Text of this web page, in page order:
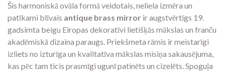
Šis harmoniskā ovāla formā veidotais, neliela izmēra un
patīkami blīvais antique brass mirror ir augstvērtīgs 19.
gadsimta beigu Eiropas dekoratīvi lietišķās mākslas un franču
akadēmiskā dizaina paraugs. Priekšmeta rāmis ir meistarīgi
izliets no izturīga un kvalitatīva mākslas misiņa sakausējuma,
kas pēc tam ticis prasmīgi ugunī patinēts un cizelēts. Spoguļa